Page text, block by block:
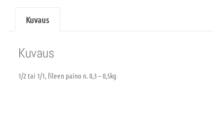
Kuvaus
Kuvaus
1/2 tai 1/1, fileen paino n. 0,3 – 0,5kg